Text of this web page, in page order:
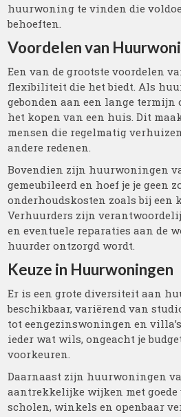
huurwoning te vinden die
behoeften.
Voordelen van
Een van de grootste voordelen
flexibiliteit die het biedt. Als
gebonden aan een lange
het kopen van een huis. Dit
mensen die regelmatig
andere redenen.
Bovendien zijn huurwoningen
gemeubileerd en hoef je je geen
onderhoudskosten zoals bij een
Verhuurders zijn
en eventuele reparaties aan de
huurder ontzorgd wordt.
Keuze in Huurwoningen
Er is een grote diversiteit aan
beschikbaar, variërend van
tot eengezinswoningen en
ieder wat wils, ongeacht je
voorkeuren.
Daarnaast zijn huurwoningen
aantrekkelijke wijken met
scholen, winkels en openbaar